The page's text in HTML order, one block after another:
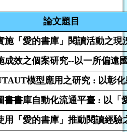
論文題目
施「愛的書庫」閱讀活動之現
成效之個案研究--以一所偏遠
模型應用之研究 : 以彰
書書庫自動化流通平臺 : 以「
用「愛的書庫」推動閱讀經驗